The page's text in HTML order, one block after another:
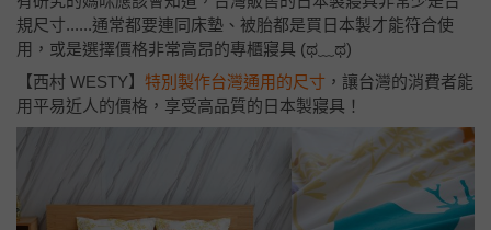
規尺寸......通常都要連同床墊、被胎都是買日本製才能符合使
用，或是選擇價格非常高昂的專櫃寢具 (ಥ﹏ಥ)
【西村 WESTY】 特別製作台灣通用的尺寸 ，讓台灣的消費者能
用平易近人的價格，享受高品質的日本製寢具！